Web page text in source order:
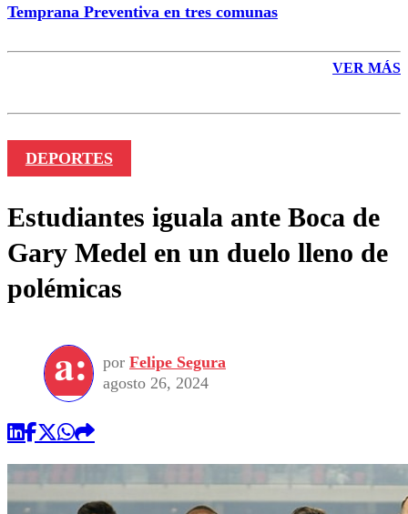
Temprana Preventiva en tres comunas
VER MÁS
DEPORTES
Estudiantes iguala ante Boca de
Gary Medel en un duelo lleno de
polémicas
por Felipe Segura
agosto 26, 2024